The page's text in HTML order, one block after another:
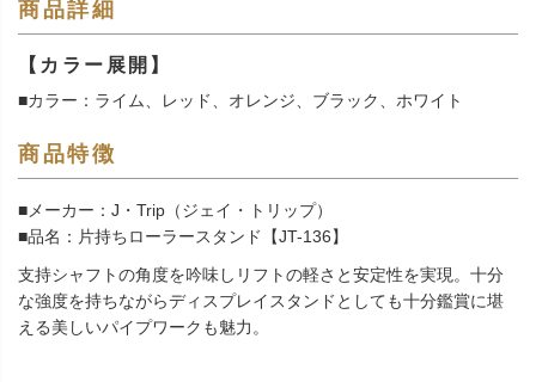
商品詳細
【カラー展開】
■カラー：ライム、レッド、オレンジ、ブラック、ホワイト
商品特徴
■メーカー：J・Trip（ジェイ・トリップ）
■品名：片持ちローラースタンド【JT-136】
支持シャフトの角度を吟味しリフトの軽さと安定性を実現。十分
な強度を持ちながらディスプレイスタンドとしても十分鑑賞に堪
える美しいパイプワークも魅力。